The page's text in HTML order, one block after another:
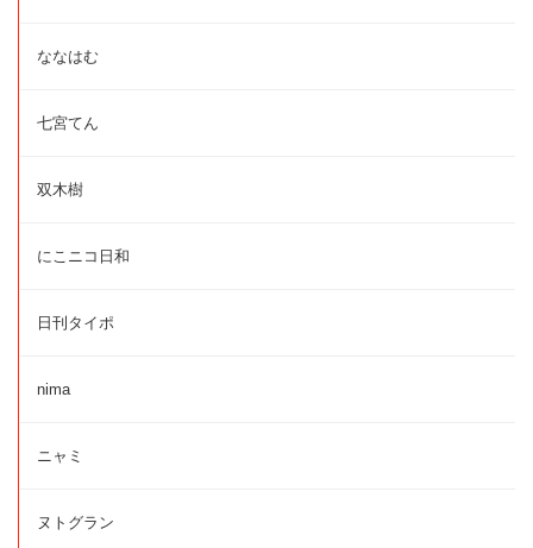
ななはむ
七宮てん
双木樹
にこニコ日和
日刊タイポ
nima
ニャミ
ヌトグラン